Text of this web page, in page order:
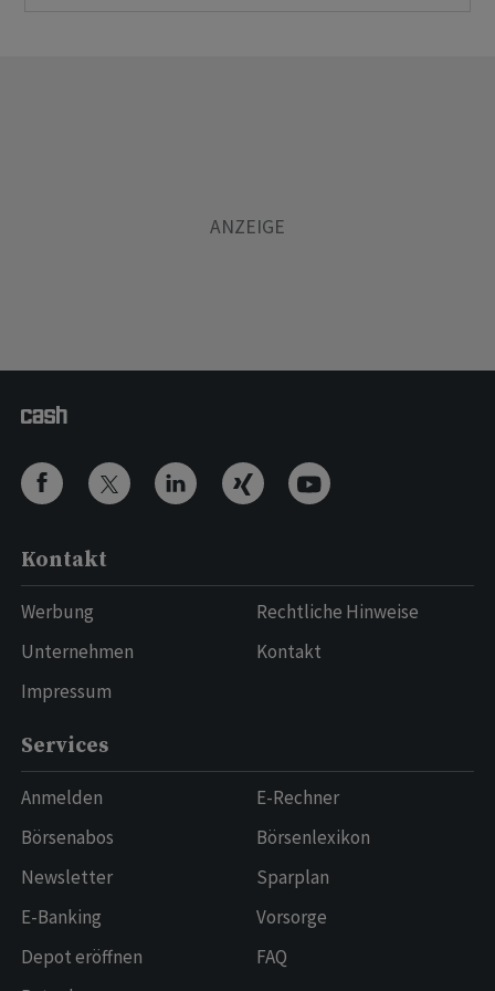
Kontakt
Werbung
Unternehmen
Impressum
Rechtliche Hinweise
Kontakt
Services
Anmelden
Börsenabos
Newsletter
E-Banking
Depot eröffnen
E-Rechner
Börsenlexikon
Sparplan
Vorsorge
FAQ